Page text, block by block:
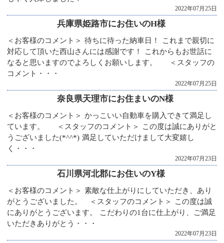
2022年07月25日
兵庫県姫路市にお住いのH様
＜お客様のコメント＞ 待ちに待った納車日！ これまで親切に
対応して頂いた西山さんには感謝です！ これからもお世話に
なると思いますのでよろしくお願いします。 ＜スタッフの
コメント・・・
2022年07月25日
奈良県天理市にお住まいのN様
＜お客様のコメント＞ かっこいい自動車を購入できて満足し
ています。 ＜スタッフのコメント＞ この度は誠にありがと
うございました(*^^*) 満足していただけまして大変嬉し
く・・・
2022年07月23日
石川県河北郡にお住いのY様
＜お客様のコメント＞ 素敵な仕上がりにしていただき、あり
がとうございました。 ＜スタッフのコメント＞ この度は誠
にありがとうございます。 こだわりの1台に仕上がり、ご満足
いただきありがとう・・・
2022年07月23日